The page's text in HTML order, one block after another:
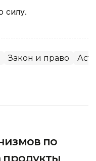
силу.
Закон и право
по